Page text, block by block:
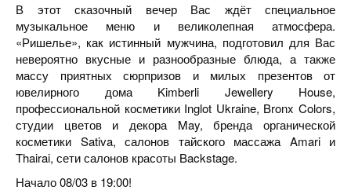
В этот сказочный вечер Вас ждёт специальное
музыкальное меню и великолепная атмосфера.
«Ришелье», как истинный мужчина, подготовил для Вас
невероятно вкусные и разнообразные блюда, а также
массу приятных сюрпризов и милых презентов от
ювелирного дома Kimberli Jewellery House,
профессиональной косметики Inglot Ukraine, Bronx Colors,
студии цветов и декора May, бренда органической
косметики Sativa, салонов тайского массажа Amari и
Thairai, сети салонов красоты Backstage.
Начало 08/03 в 19:00!